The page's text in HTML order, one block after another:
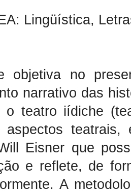
Lingüística,
objetiva no
narrativo das
o teatro iídiche
aspectos
Eisner que
e reflete, de
A